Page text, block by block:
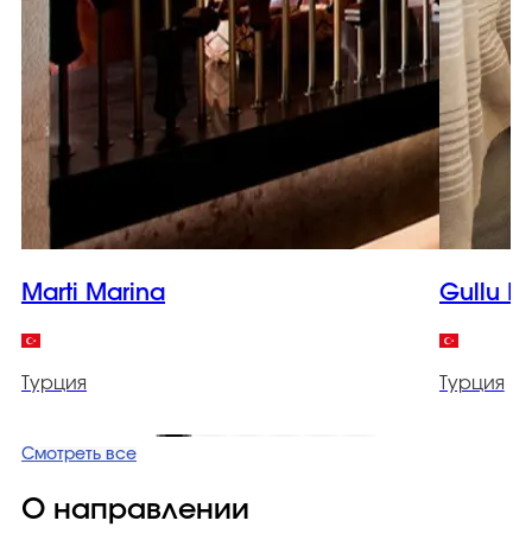
Marti Marina
Турция
Gullu
Турция
Смотреть все
О направлении